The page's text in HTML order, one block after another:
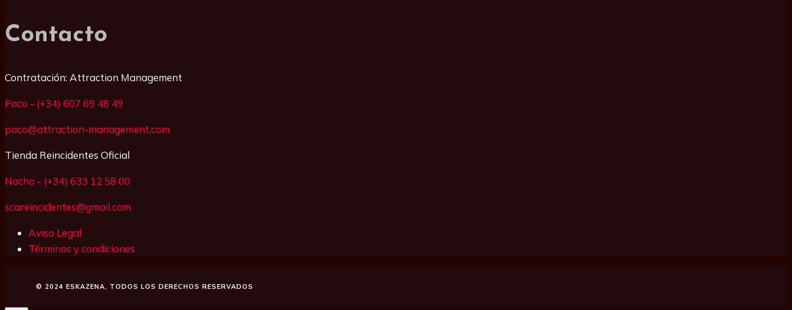
Contacto
Contratación: Attraction Management
Paco - (+34) 607 69 48 49
paco@attraction-management.com
Tienda Reincidentes Oficial
Nacho - (+34) 633 12 58 00
scareincidentes@gmail.com
Aviso Legal
Términos y condiciones
© 2024ESKAZENA, TODOS LOS DERECHOS RESERVADOS